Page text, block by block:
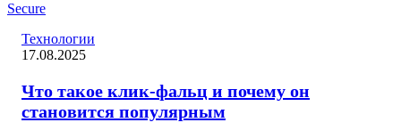
Secure
Технологии
17.08.2025
Что такое клик-фальц и почему он
становится популярным